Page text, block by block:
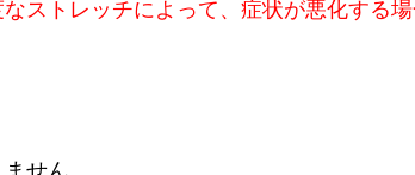
ストレッチによって、症状が悪化する